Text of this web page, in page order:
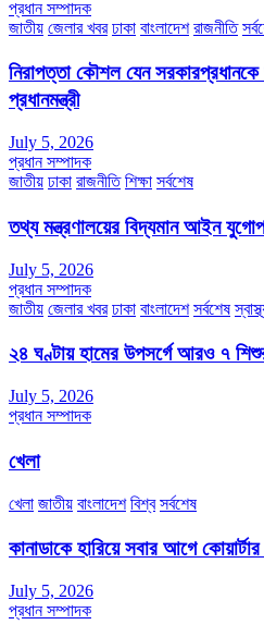
প্রধান সম্পাদক
জাতীয় জেলার খবর ঢাকা বাংলাদেশ রাজনীতি
নিরাপত্তা কৌশল যেন
প্রধানমন্ত্রী
July 5, 2026
প্রধান সম্পাদক
জাতীয় ঢাকা রাজনীতি শিক্ষা সর্বশেষ
তথ্য মন্ত্রণালয়ের বিদ্যমান আইন
July 5, 2026
প্রধান সম্পাদক
জাতীয় জেলার খবর ঢাকা বাংলাদেশ সর্বশেষ
২৪ ঘণ্টায় হামের উপসর্গে আরও ৭
July 5, 2026
প্রধান সম্পাদক
খেলা
খেলা জাতীয় বাংলাদেশ বিশ্ব সর্বশেষ
কানাডাকে হারিয়ে সবার আগে
July 5, 2026
প্রধান সম্পাদক